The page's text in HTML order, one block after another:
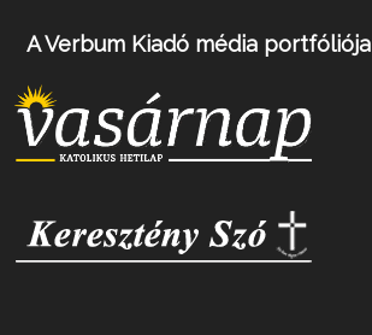
A Verbum Kiadó média portfóliója